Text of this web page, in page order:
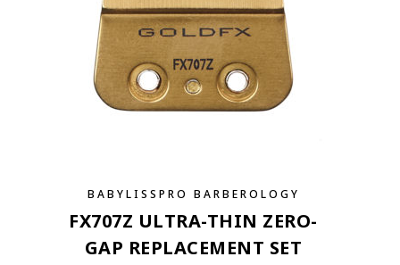
BABYLISSPRO BARBEROLOGY
FX707Z ULTRA-THIN ZERO-
GAP REPLACEMENT SET